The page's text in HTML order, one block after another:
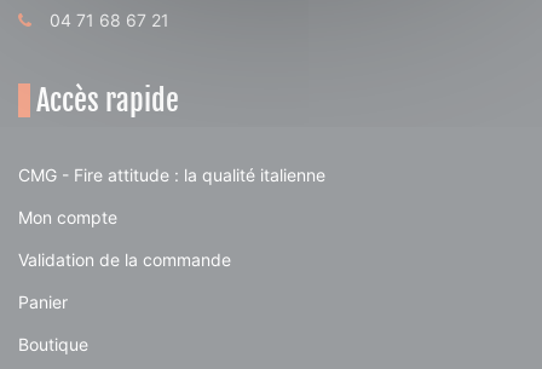
04 71 68 67 21
Accès rapide
CMG - Fire attitude : la qualité italienne
Mon compte
Validation de la commande
Panier
Boutique